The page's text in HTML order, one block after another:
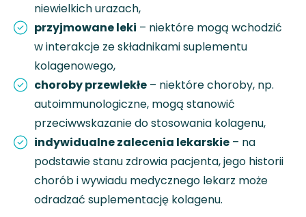
niewielkich urazach,
przyjmowane leki – niektóre mogą wchodzić
w interakcje ze składnikami suplementu
kolagenowego,
choroby przewlekłe – niektóre choroby, np.
autoimmunologiczne, mogą stanowić
przeciwwskazanie do stosowania kolagenu,
indywidualne zalecenia lekarskie – na
podstawie stanu zdrowia pacjenta, jego historii
chorób i wywiadu medycznego lekarz może
odradzać suplementację kolagenu.